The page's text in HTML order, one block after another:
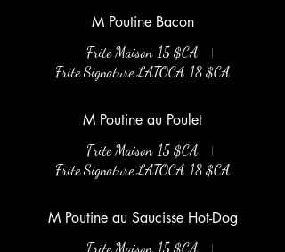
M Poutine Bacon
Frite Maison 15 $CA
Frite Signature LATOCA 18 $CA
M Poutine au Poulet
Frite Maison 15 $CA
Frite Signature LATOCA 18 $CA
M Poutine au Saucisse Hot-Dog
Frite Maison 15 $CA